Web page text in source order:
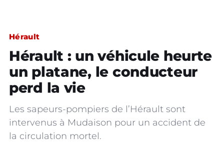
Hérault
Hérault : un véhicule heurte
un platane, le conducteur
perd la vie
Les sapeurs-pompiers de l’Hérault sont
intervenus à Mudaison pour un accident de
la circulation mortel.